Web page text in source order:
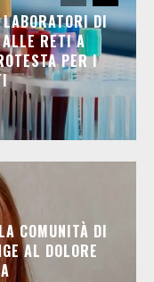
DI
RETI A
PER I
COMUNITÀ DI
AL DOLORE